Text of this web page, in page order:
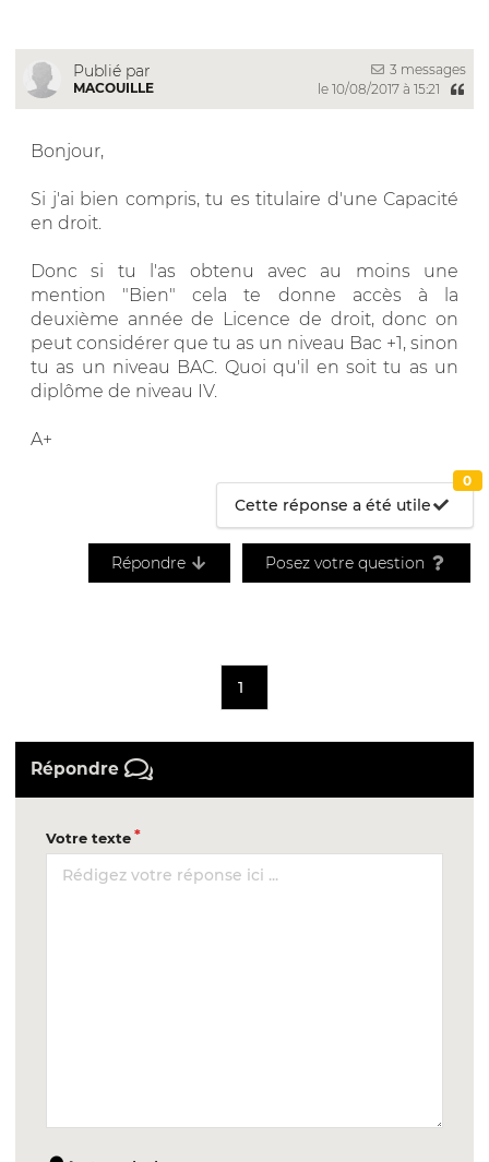
Publié par
MACOUILLE
3 messages
le 10/08/2017 à 15:21
Bonjour,
Si j'ai bien compris, tu es titulaire d'une Capacité
en droit.
Donc si tu l'as obtenu avec au moins une
mention "Bien" cela te donne accès à la
deuxième année de Licence de droit, donc on
peut considérer que tu as un niveau Bac +1, sinon
tu as un niveau BAC. Quoi qu'il en soit tu as un
diplôme de niveau IV.
A+
Cette réponse a été utile
0
Répondre Posez votre question
1
Répondre
Votre texte